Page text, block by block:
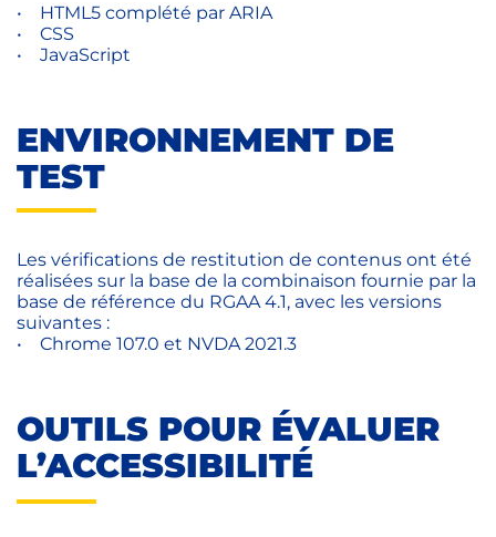
• HTML5 complété par ARIA
• CSS
• JavaScript
ENVIRONNEMENT DE
TEST
Les vérifications de restitution de contenus ont été
réalisées sur la base de la combinaison fournie par la
base de référence du RGAA 4.1, avec les versions
suivantes :
• Chrome 107.0 et NVDA 2021.3
OUTILS POUR ÉVALUER
L’ACCESSIBILITÉ